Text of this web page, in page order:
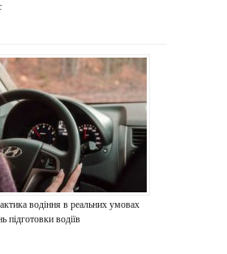
водіння в реальних умовах
підготовки водіїв